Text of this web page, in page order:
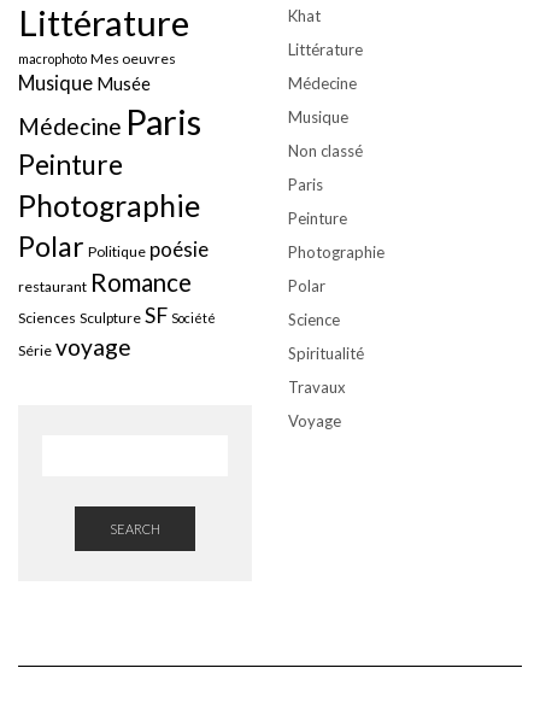
Littérature
macrophoto Mes oeuvres
Musique Musée
Médecine Paris
Peinture
Photographie
Polar Politique poésie
restaurant Romance
Sciences Sculpture SF Société
Série voyage
SEARCH
Khat
Littérature
Médecine
Musique
Non classé
Paris
Peinture
Photographie
Polar
Science
Spiritualité
Travaux
Voyage